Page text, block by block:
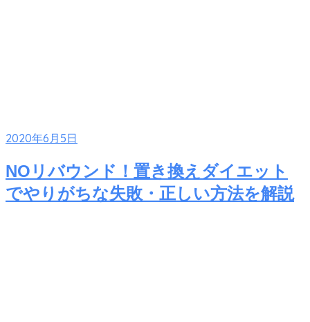
2020年6月5日
NOリバウンド！置き換えダイエット
でやりがちな失敗・正しい方法を解説